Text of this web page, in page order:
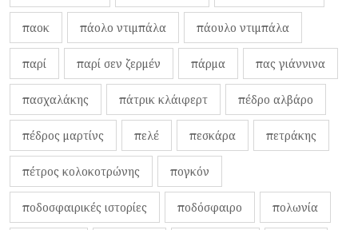
παοκ πάολο ντιμπάλα πάουλο ντιμπάλα
παρί παρί σεν ζερμέν πάρμα πας γιάννινα
πασχαλάκης πάτρικ κλάιφερτ πέδρο αλβάρο
πέδρος μαρτίνς πελέ πεσκάρα πετράκης
πέτρος κολοκοτρώνης πογκόν
ποδοσφαιρικές ιστορίες ποδόσφαιρο πολωνία